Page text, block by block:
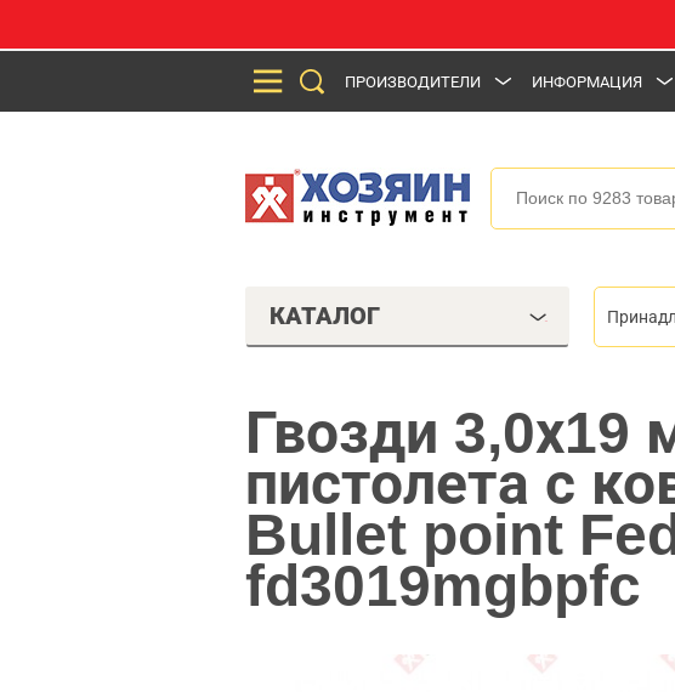
ПРОИЗВОДИТЕЛИ ИНФОРМАЦИЯ
КАТАЛОГ
Гвозди 3,0х19
пистолета с
Bullet point
fd3019mgbpfc